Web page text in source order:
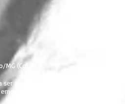
MG (Col. 2)
ser a escritora de hoje, romântica e
(...).” Melissa Correia,